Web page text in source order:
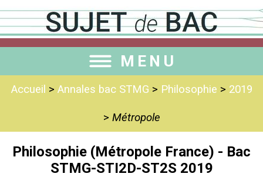
MENU
Accueil > Annales bac STMG > Philosophie > 2019
> Métropole
Philosophie (Métropole France) - Bac
STMG-STI2D-ST2S 2019